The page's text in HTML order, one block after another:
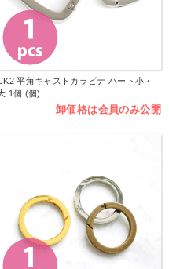
平角キャストカラビナ ハート小・
1個 (個)
卸価格は会員のみ公開